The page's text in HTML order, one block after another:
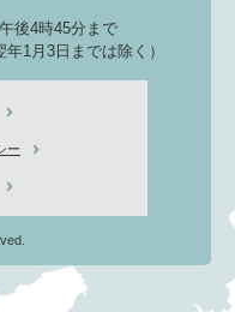
後4時45分まで
1月3日までは除く）
ー